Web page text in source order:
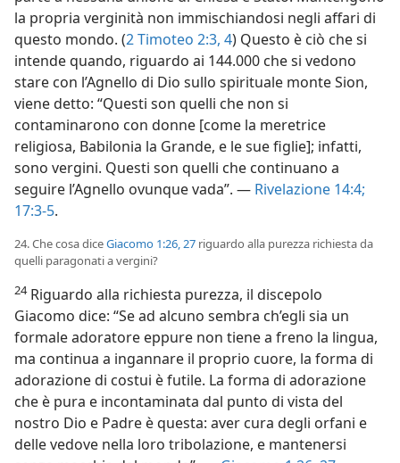
la propria verginità non immischiandosi negli affari di
questo mondo. (2 Timoteo 2:3, 4) Questo è ciò che si
intende quando, riguardo ai 144.000 che si vedono
stare con l’Agnello di Dio sullo spirituale monte Sion,
viene detto: “Questi son quelli che non si
contaminarono con donne [come la meretrice
religiosa, Babilonia la Grande, e le sue figlie]; infatti,
sono vergini. Questi son quelli che continuano a
seguire l’Agnello ovunque vada”. — Rivelazione 14:4;
17:3-5.
24. Che cosa diceGiacomo 1:26, 27 riguardo alla purezza richiesta da
quelli paragonati a vergini?
24Riguardo alla richiesta purezza, il discepolo
Giacomo dice: “Se ad alcuno sembra ch’egli sia un
formale adoratore eppure non tiene a freno la lingua,
ma continua a ingannare il proprio cuore, la forma di
adorazione di costui è futile. La forma di adorazione
che è pura e incontaminata dal punto di vista del
nostro Dio e Padre è questa: aver cura degli orfani e
delle vedove nella loro tribolazione, e mantenersi